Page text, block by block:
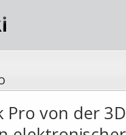
Pro von der